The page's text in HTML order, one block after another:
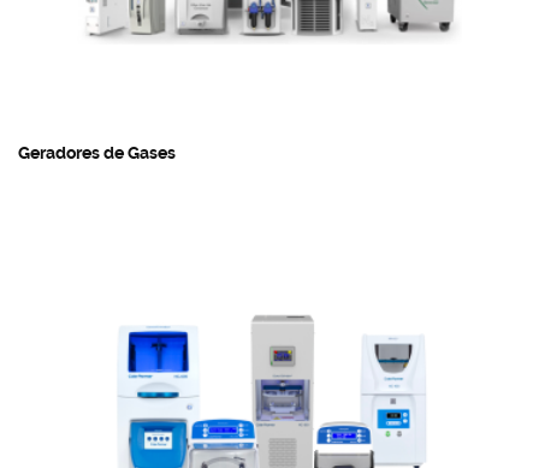
Geradores de Gases